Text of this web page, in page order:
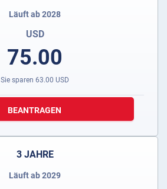
Läuft ab 2028
USD
75.00
Sie sparen 63.00 USD
BEANTRAGEN
3 JAHRE
Läuft ab 2029